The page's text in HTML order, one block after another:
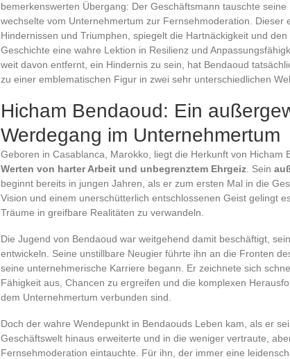
bemerkenswerten Übergang: Der Geschäftsmann tauschte
wechselte vom Unternehmertum zur Fernsehmoderation. Dieser
Hindernissen und Triumphen, spiegelt die Hartnäckigkeit und
Geschichte eine wahre Lektion in Resilienz und
weit davon entfernt, ein Hindernis zu sein, hat Bendaoud
zu einer emblematischen Figur in zwei sehr unterschiedlichen
Hicham Bendaoud: Ein
Werdegang im Unternehmertum
Geboren in Casablanca, Marokko, liegt die Herkunft von Hicham
Werten von harter Arbeit und unbegrenztem Ehrgeiz . Sein
beginnt bereits in jungen Jahren, als er zum ersten Mal in die
Vision und einem unerschütterlich entschlossenen Geist gelingt
Träume in greifbare Realitäten zu verwandeln.
Die Jugend von Bendaoud war weitgehend damit beschäftigt, sein
entwickeln. Seine unstillbare Neugier führte ihn an die Fronten
seine unternehmerische Karriere begann. Er zeichnete sich
Fähigkeit aus, Chancen zu ergreifen und die komplexen
dem Unternehmertum verbunden sind.
Doch der wahre Wendepunkt in Bendaouds Leben kam, als er
Geschäftswelt hinaus erweiterte und in die weniger vertraute,
Fernsehmoderation eintauchte. Für ihn, der immer eine